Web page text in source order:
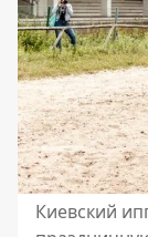
Киевский